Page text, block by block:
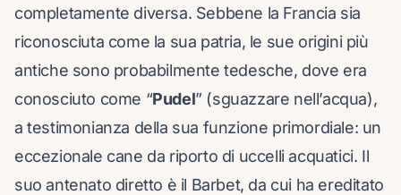
completamente diversa. Sebbene la Francia sia
riconosciuta come la sua patria, le sue origini più
antiche sono probabilmente tedesche, dove era
conosciuto come “Pudel” (sguazzare nell’acqua),
a testimonianza della sua funzione primordiale: un
eccezionale cane da riporto di uccelli acquatici. Il
suo antenato diretto è il Barbet, da cui ha ereditato